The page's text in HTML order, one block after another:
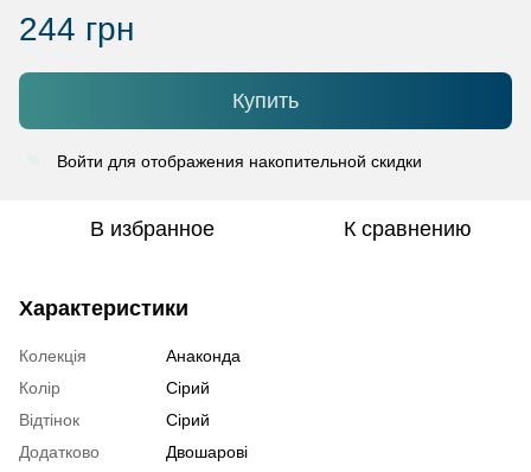
244 грн
Купить
Войти для отображения накопительной скидки
В избранное К сравнению
Характеристики
Колекція
Анаконда
Колір
Сірий
Відтінок
Сірий
Додатково
Двошарові